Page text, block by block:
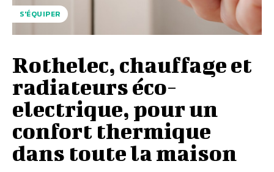
S'ÉQUIPER
Rothelec, chauffage et
radiateurs éco-
electrique, pour un
confort thermique
dans toute la maison